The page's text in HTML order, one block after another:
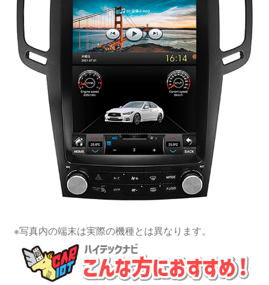
※写真内の端末は実際の機種とは異なります。